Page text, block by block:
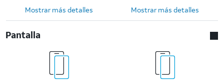
Mostrar más detalles Mostrar más detalles
Pantalla